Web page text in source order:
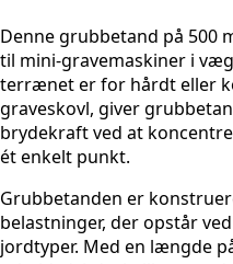
Denne grubbetand på 500
til mini-gravemaskiner i
terrænet er for hårdt eller
graveskovl, giver
brydekraft ved at
ét enkelt punkt.
Grubbetanden er
belastninger, der opstår
jordtyper. Med en længde